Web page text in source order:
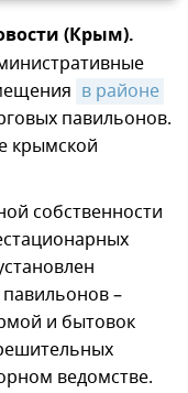
(Крым).
в районе
павильонов.
крымской
собственности
–
и бытовок
ведомстве.